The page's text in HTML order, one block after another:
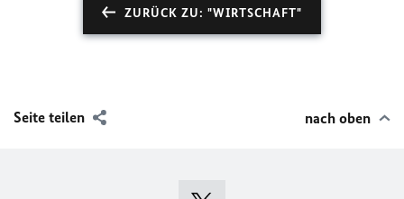
ZURÜCK ZU: "WIRTSCHAFT"
Seite teilen nach oben